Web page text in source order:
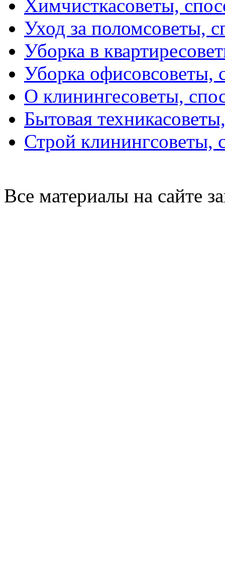
Химчисткасоветы,
Уход за поломсоветы,
Уборка в квартире
Уборка офисовсоветы,
О клинингесоветы,
Бытовая техника
Строй клинингсоветы,
Все материалы на сайте